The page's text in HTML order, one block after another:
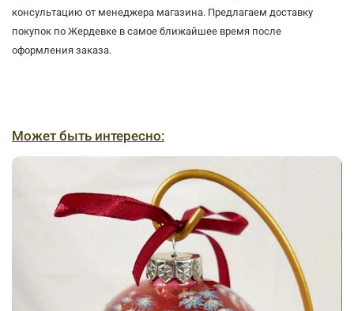
консультацию от менеджера магазина. Предлагаем доставку
покупок по Жердевке в самое ближайшее время после
оформления заказа.
Может быть интересно: